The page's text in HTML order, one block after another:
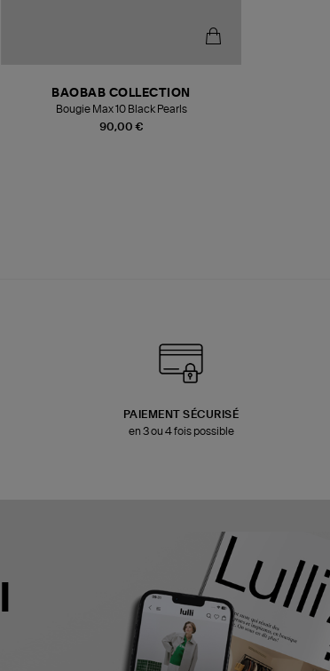
90,00 €
BAOBAB COLLECTION
Bougie Max 10 Black Pearls
PAIEMENT SÉCURISÉ
en 3 ou 4 fois possible